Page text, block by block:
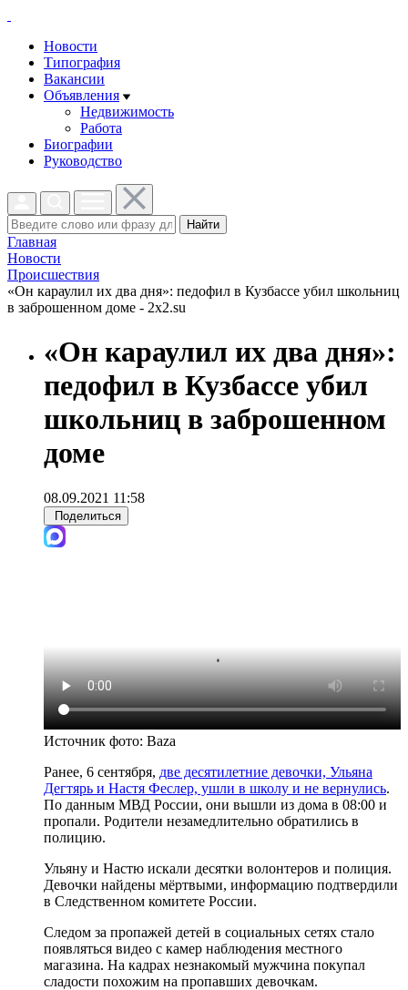
Новости
Типография
Вакансии
Объявления
Недвижимость
Работа
Биографии
Руководство
Найти
Главная
Новости
Проиcшествия
«Он караулил их два дня»: педофил в Кузбассе убил школьниц
в заброшенном доме - 2x2.su
«Он караулил их два дня»:
педофил в Кузбассе убил
школьниц в заброшенном
доме
08.09.2021 11:58
Поделиться
Источник фото: Baza
Ранее, 6 сентября, две десятилетние девочки, Ульяна
Дегтярь и Настя Феслер, ушли в школу и не вернулись.
По данным МВД России, они вышли из дома в 08:00 и
пропали. Родители незамедлительно обратились в
полицию.
Ульяну и Настю искали десятки волонтеров и полиция.
Девочки найдены мёртвыми, информацию подтвердили
в Следственном комитете России.
Следом за пропажей детей в социальных сетях стало
появляться видео с камер наблюдения местного
магазина. На кадрах незнакомый мужчина покупал
сладости похожим на пропавших девочкам.